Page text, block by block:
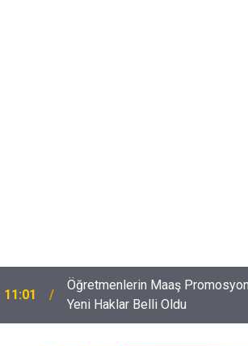
11:01
Öğretmenlerin Maaş
Yeni Haklar Belli Oldu